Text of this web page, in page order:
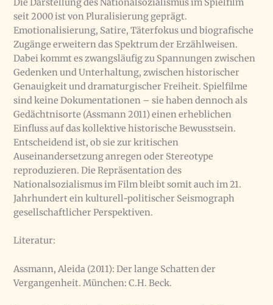
Die Darstellung des Nationalsozialismus im Spielfilm
seit 2000 ist von Pluralisierung geprägt.
Emotionalisierung, Satire, Täterfokus und biografische
Zugänge erweitern das Spektrum der Erzählweisen.
Dabei kommt es zwangsläufig zu Spannungen zwischen
Gedenken und Unterhaltung, zwischen historischer
Genauigkeit und dramaturgischer Freiheit. Spielfilme
sind keine Dokumentationen – sie haben dennoch als
Gedächtnisorte (Assmann 2011) einen erheblichen
Einfluss auf das kollektive historische Bewusstsein.
Entscheidend ist, ob sie zur kritischen
Auseinandersetzung anregen oder Stereotype
reproduzieren. Die Repräsentation des
Nationalsozialismus im Film bleibt somit auch im 21.
Jahrhundert ein kulturell-politischer Seismograph
gesellschaftlicher Perspektiven.
Literatur:
Assmann, Aleida (2011): Der lange Schatten der
Vergangenheit. München: C.H. Beck.